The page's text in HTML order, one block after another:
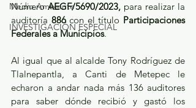
Medio Ambiente
INVESTIGACIÓN ESPECIAL
Número AEGF/5690/2023, para realizar la
auditoría 886 con el título Participaciones
Federales a Municipios.
Al igual que al alcalde Tony Rodríguez de
Tlalnepantla, a Canti de Metepec le
echaron a andar nada más 136 auditores
para saber dónde recibió y gastó los